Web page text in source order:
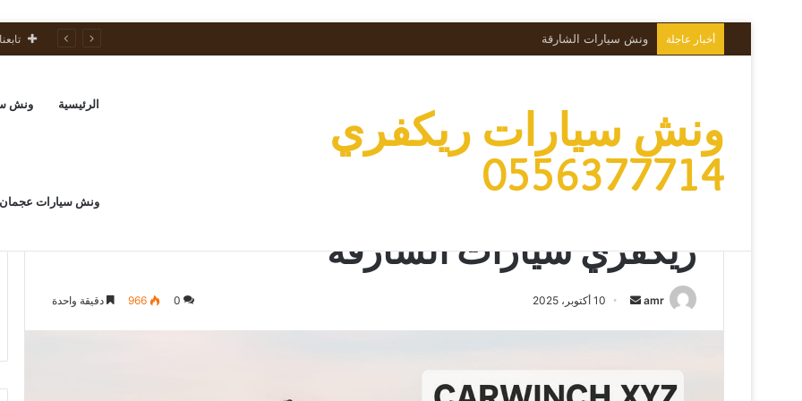
أخبار عاجلة ونش سيارات الشارقة تابعنا
ونش سيارات ريكفري
0556377714
الرئيسية ونش
ونش سيارات عجمان
الرئيسية ونش سيارات الشارقة/ريكفري سيارات الشارقة
ريكفري سيارات الشارقة
amr
ب
10 أكتوبر، 2025 0
966 دقيقة واحدة